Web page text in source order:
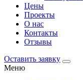
Цены
Проекты
О нас
Контакты
Отзывы
Оставить заявку
Меню